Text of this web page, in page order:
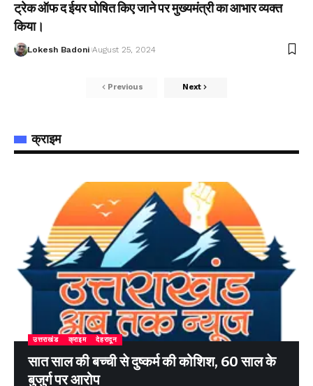
ट्रेक ऑफ द ईयर घोषित किए जाने पर मुख्यमंत्री का आभार व्यक्त
किया।
Lokesh Badoni August 25, 2024
Previous Next
क्राइम
उत्तराखंड क्राइम देहरादून
सात साल की बच्ची से दुष्कर्म की कोशिश, 60 साल के
बुजुर्ग पर आरोप